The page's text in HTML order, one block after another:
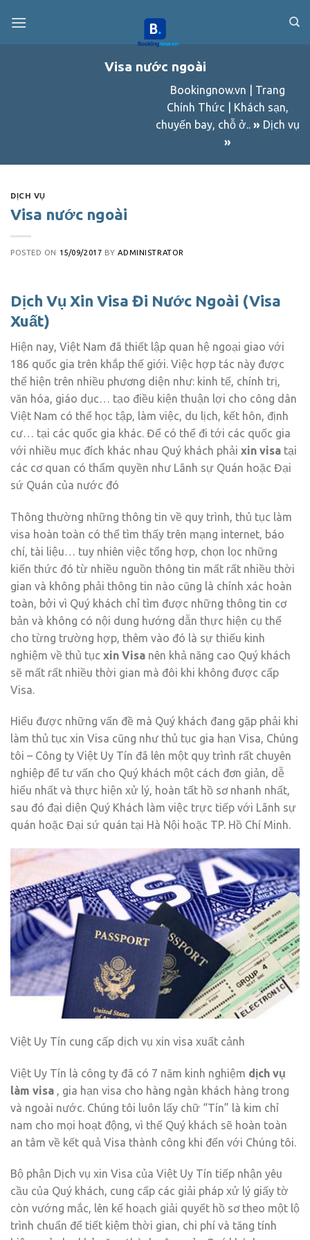
Visa nước ngoài
Bookingnow.vn | Trang
Chính Thức | Khách sạn,
chuyến bay, chỗ ở..» Dịch vụ
»
DỊCH VỤ
Visa nước ngoài
POSTED ON 15/09/2017 BYADMINISTRATOR
Dịch Vụ Xin Visa Đi Nước Ngoài (Visa
Xuất)
Hiện nay, Việt Nam đã thiết lập quan hệ ngoại giao với
186 quốc gia trên khắp thế giới. Việc hợp tác này được
thể hiện trên nhiều phương diện như: kinh tế, chính trị,
văn hóa, giáo dục… tạo điều kiện thuận lợi cho công dân
Việt Nam có thể học tập, làm việc, du lịch, kết hôn, định
cư… tại các quốc gia khác. Để có thể đi tới các quốc gia
với nhiều mục đích khác nhau Quý khách phải xin visa tại
các cơ quan có thẩm quyền như Lãnh sự Quán hoặc Đại
sứ Quán của nước đó
Thông thường những thông tin về quy trình, thủ tục làm
visa hoàn toàn có thể tìm thấy trên mạng internet, báo
chí, tài liệu… tuy nhiên việc tổng hợp, chọn lọc những
kiến thức đó từ nhiều nguồn thông tin mất rất nhiều thời
gian và không phải thông tin nào cũng là chính xác hoàn
toàn, bởi vì Quý khách chỉ tìm được những thông tin cơ
bản và không có nội dung hướng dẫn thực hiện cụ thể
cho từng trường hợp, thêm vào đó là sự thiếu kinh
nghiệm về thủ tục xin Visa nên khả năng cao Quý khách
sẽ mất rất nhiều thời gian mà đôi khi không được cấp
Visa.
Hiểu được những vấn đề mà Quý khách đang gặp phải khi
làm thủ tục xin Visa cũng như thủ tục gia hạn Visa, Chúng
tôi – Công ty Việt Uy Tín đã lên một quy trình rất chuyên
nghiệp để tư vấn cho Quý khách một cách đơn giản, dễ
hiểu nhất và thực hiện xử lý, hoàn tất hồ sơ nhanh nhất,
sau đó đại diện Quý Khách làm việc trực tiếp với Lãnh sự
quán hoặc Đại sứ quán tại Hà Nội hoặc TP. Hồ Chí Minh.
Việt Uy Tín cung cấp dịch vụ xin visa xuất cảnh
Việt Uy Tín là công ty đã có 7 năm kinh nghiệm dịch vụ
làm visa , gia hạn visa cho hàng ngàn khách hàng trong
và ngoài nước. Chúng tôi luôn lấy chữ “Tín” là kim chỉ
nam cho mọi hoạt động, vì thế Quý khách sẽ hoàn toàn
an tâm về kết quả Visa thành công khi đến với Chúng tôi.
Bộ phận Dịch vụ xin Visa của Việt Uy Tín tiếp nhận yêu
cầu của Quý khách, cung cấp các giải pháp xử lý giấy tờ
còn vướng mắc, lên kế hoạch giải quyết hồ sơ theo một lộ
trình chuẩn để tiết kiệm thời gian, chi phí và tăng tính